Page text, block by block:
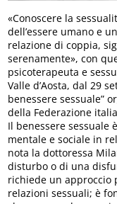
«Conoscere la
dell’essere umano e
relazione di coppia,
serenamente», con
psicoterapeuta e
Valle d’Aosta, dal 29
benessere sessuale”
della Federazione
Il benessere sessuale
mentale e sociale in
nota la dottoressa
disturbo o di una
richiede un approccio
relazioni sessuali; è